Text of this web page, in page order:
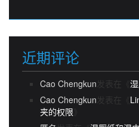
近期评论
Cao Chengkun发表在《
Cao Chengkun发表在《
夹的权限